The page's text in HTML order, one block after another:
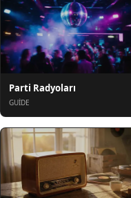
Parti Radyoları
GUIDE